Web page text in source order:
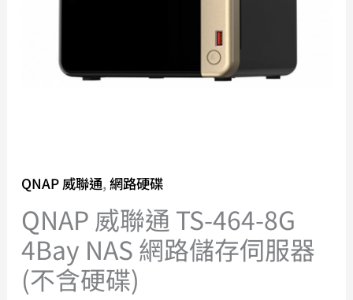
QNAP 威聯通, 網路硬碟
QNAP 威聯通 TS-464-8G
4Bay NAS 網路儲存伺服器
(不含硬碟)